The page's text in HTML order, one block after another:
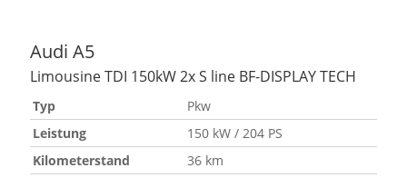
Audi A5
Limousine TDI 150kW 2x S line BF-DISPLAY TECH
Typ
Pkw
Leistung
150 kW / 204 PS
Kilometerstand
36 km